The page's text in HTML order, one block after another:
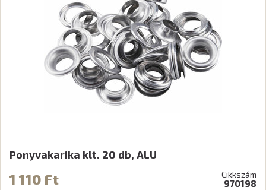
Ponyvakarika klt. 20 db, ALU
1 110 Ft Cikkszám
970198